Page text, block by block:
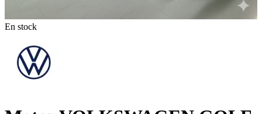
En stock